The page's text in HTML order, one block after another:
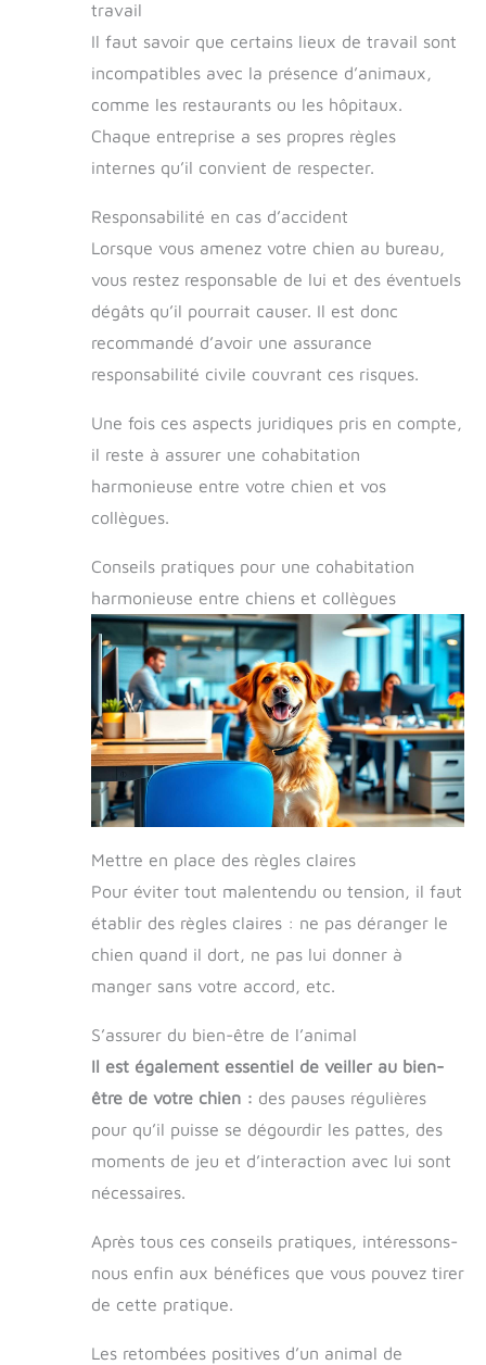
COMPLÈTE: Disponible en 4 tailles (M à XXL),
idéal pour tous les races de chiens, des
petits chiens aux grands chiens. Note
importante : laissez le lit pour chiens aérer
l'emballage pour qu'il retrouve sa forme et
ses fonctionnalités complètes.
travail
Il faut savoir que certains lieux de travail sont
incompatibles avec la présence d’animaux,
comme les restaurants ou les hôpitaux.
Chaque entreprise a ses propres règles
internes qu’il convient de respecter.
Responsabilité en cas d’accident
Lorsque vous amenez votre chien au bureau,
vous restez responsable de lui et des éventuels
dégâts qu’il pourrait causer. Il est donc
recommandé d’avoir une assurance
responsabilité civile couvrant ces risques.
Une fois ces aspects juridiques pris en compte,
il reste à assurer une cohabitation
harmonieuse entre votre chien et vos
collègues.
Conseils pratiques pour une cohabitation
harmonieuse entre chiens et collègues
Mettre en place des règles claires
Pour éviter tout malentendu ou tension, il faut
établir des règles claires : ne pas déranger le
chien quand il dort, ne pas lui donner à
manger sans votre accord, etc.
S’assurer du bien-être de l’animal
Il est également essentiel de veiller au bien-
être de votre chien : des pauses régulières
pour qu’il puisse se dégourdir les pattes, des
moments de jeu et d’interaction avec lui sont
nécessaires.
Après tous ces conseils pratiques, intéressons-
nous enfin aux bénéfices que vous pouvez tirer
de cette pratique.
Les retombées positives d’un animal de